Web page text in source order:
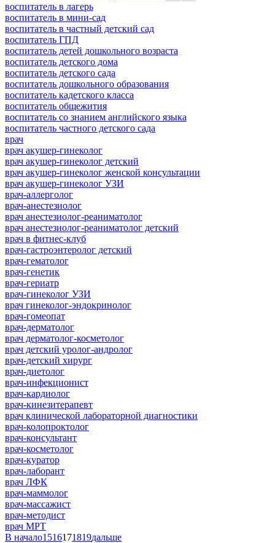
воспитатель в лагерь
воспитатель в мини-сад
воспитатель в частный детский сад
воспитатель ГПД
воспитатель детей дошкольного возраста
воспитатель детского дома
воспитатель детского сада
воспитатель дошкольного образования
воспитатель кадетского класса
воспитатель общежития
воспитатель со знанием английского языка
воспитатель частного детского сада
врач
врач акушер-гинеколог
врач акушер-гинеколог детский
врач акушер-гинеколог женской консультации
врач акушер-гинеколог УЗИ
врач-аллерголог
врач-анестезиолог
врач анестезиолог-реаниматолог
врач анестезиолог-реаниматолог детский
врач в фитнес-клуб
врач-гастроэнтеролог детский
врач-гематолог
врач-генетик
врач-гериатр
врач-гинеколог УЗИ
врач гинеколог-эндокринолог
врач-гомеопат
врач-дерматолог
врач дерматолог-косметолог
врач детский уролог-андролог
врач-детский хирург
врач-диетолог
врач-инфекционист
врач-кардиолог
врач-кинезитерапевт
врач клинической лабораторной диагностики
врач-колопроктолог
врач-консультант
врач-косметолог
врач-куратор
врач-лаборант
врач ЛФК
врач-маммолог
врач-массажист
врач-методист
врач МРТ
В начало1516171819дальше